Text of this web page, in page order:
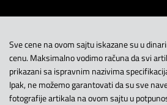
Sve cene na ovom sajtu iskazane su u
cenu. Maksimalno vodimo računa da svi
prikazani sa ispravnim nazivima
Ipak, ne možemo garantovati da su sve
fotografije artikala na ovom sajtu u